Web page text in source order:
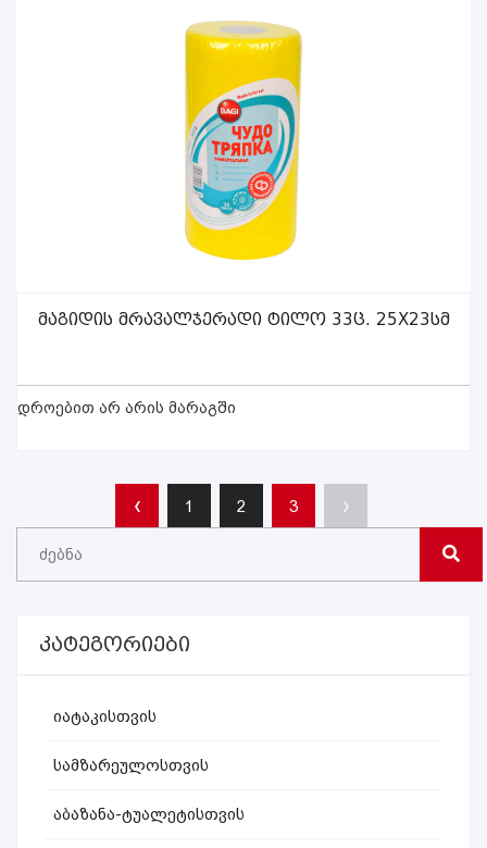
Კატეგორიები
Იატაკისთვის
Სამზარეულოსთვის
Აბაზანა-Ტუალეტისთვის
ᲕᲠᲪᲚᲐᲓ
Მაგიდის Მრავალჯერადი Ტილო 33ც. 25X23სმ
დროებით არ არის მარაგში
‹ 1 2 3 ›